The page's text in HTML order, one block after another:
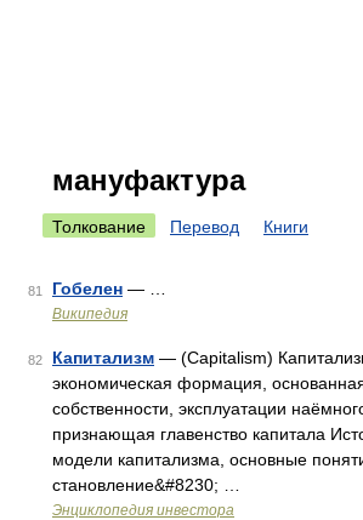
мануфактура
Толкование Перевод Книги
81 Гобелен — …
Википедия
82 Капитализм — (Capitalism)
экономическая формация,
собственности, эксплуатации
признающая главенство капитала
модели капитализма, основные
становление&#8230; …
Энциклопедия инвестора